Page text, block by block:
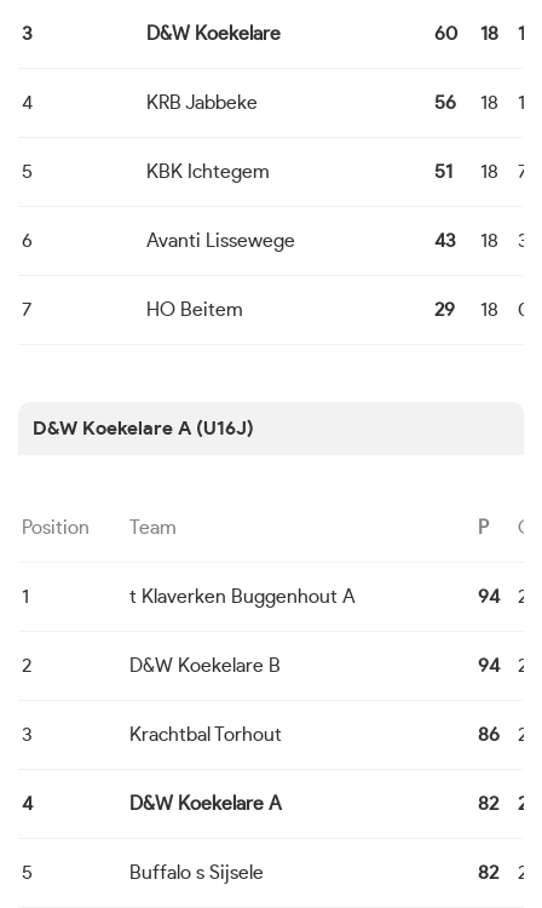
3 D&W Koekelare 60 18 12
4 KRB Jabbeke 56 18 10
5 KBK Ichtegem 51 18 7
6 Avanti Lissewege 43 18 3
7 HO Beitem 29 18 0
D&W Koekelare A (U16J)
Position Team P G
1 t Klaverken Buggenhout A 94 24
2 D&W Koekelare B 94 24
3 Krachtbal Torhout 86 24
4 D&W Koekelare A 82 24
5 Buffalo s Sijsele 82 24